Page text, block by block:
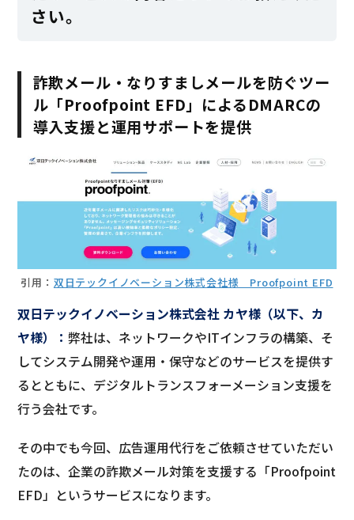
さい。
詐欺メール・なりすましメールを防ぐツー
ル「Proofpoint EFD」によるDMARCの
導入支援と運用サポートを提供
引用： 双日テックイノベーション株式会社様 Proofpoint EFD
双日テックイノベーション株式会社 カヤ様（以下、カ
ヤ様）：弊社は、ネットワークやITインフラの構築、そ
してシステム開発や​運用・保守などのサービスを提供す
るとともに、デジタルトランスフォーメーション支援を
行う会社です。
その中でも今回、広告運用代行をご依頼させていただい
たのは、企業の詐欺メール対策を支援する「Proofpoint
EFD」というサービスになります。